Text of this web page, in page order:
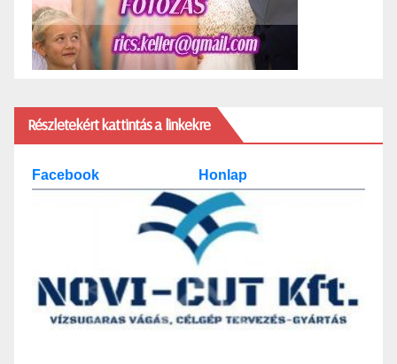
Részletekért kattintás a linkekre
Facebook Honlap